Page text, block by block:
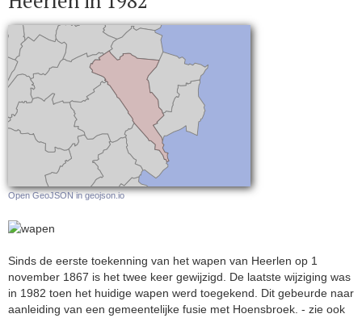
Open GeoJSON in geojson.io
Sinds de eerste toekenning van het wapen van Heerlen op 1
november 1867 is het twee keer gewijzigd. De laatste wijziging was
in 1982 toen het huidige wapen werd toegekend. Dit gebeurde naar
aanleiding van een gemeentelijke fusie met Hoensbroek. - zie ook